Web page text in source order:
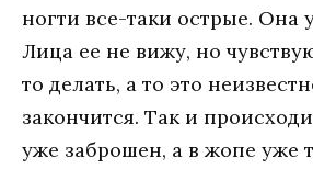
ногти все-таки острые. Она
Лица ее не вижу, но
то делать, а то это
закончится. Так и
уже заброшен, а в жопе уже